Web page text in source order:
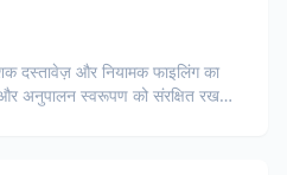
दस्तावेज़ और नियामक फाइलिंग का
अनुपालन स्वरूपण को संरक्षित रखते